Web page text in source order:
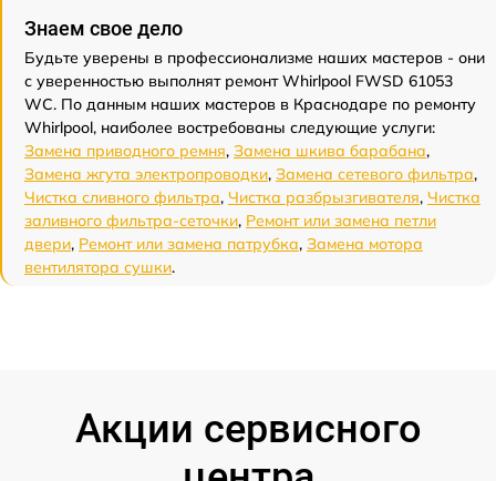
Знаем свое дело
Будьте уверены в профессионализме наших мастеров - они
с уверенностью выполнят ремонт Whirlpool FWSD 61053
WC. По данным наших мастеров в Краснодаре по ремонту
Whirlpool, наиболее востребованы следующие услуги:
Замена приводного ремня, Замена шкива барабана,
Замена жгута электропроводки, Замена сетевого фильтра,
Чистка сливного фильтра, Чистка разбрызгивателя, Чистка
заливного фильтра-сеточки, Ремонт или замена петли
двери, Ремонт или замена патрубка, Замена мотора
вентилятора сушки.
Акции сервисного